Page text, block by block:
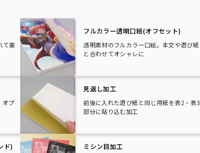
て豪
フルカラー透明口絵(オフセット)
透明素材のフルカラー口絵。本文や遊び紙
と合わせてオシャレに
オプ
見返し加工
前後に入れた遊び紙と同じ用紙を表2・表3
部分に貼り込む加工
ド) ミシン目加工